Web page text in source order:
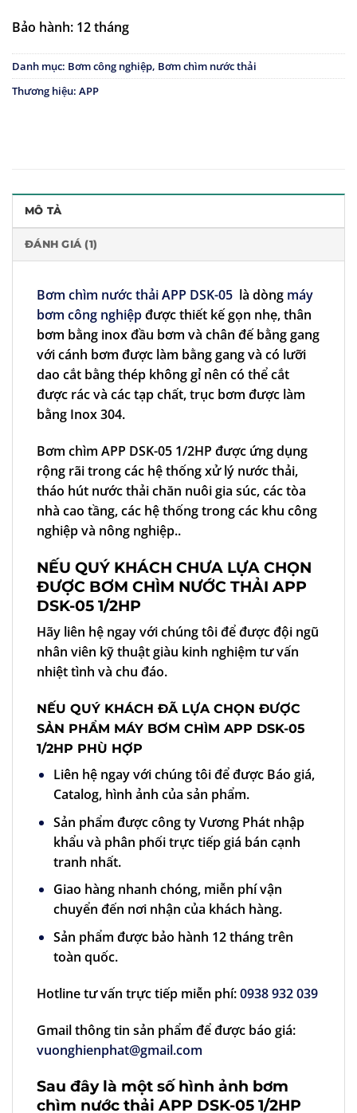
Bảo hành: 12 tháng
Danh mục: Bơm công nghiệp, Bơm chìm nước thải
Thương hiệu: APP
MÔ TẢ
ĐÁNH GIÁ (1)
Bơm chìm nước thải APP DSK-05 là dòng máy
bơm công nghiệpđược thiết kế gọn nhẹ, thân
bơm bằng inox đầu bơm và chân đế bằng gang
với cánh bơm được làm bằng gang và có lưỡi
dao cắt bằng thép không gỉ nên có thể cắt
được rác và các tạp chất, trục bơm được làm
bằng Inox 304.
Bơm chìm APP DSK-05 1/2HP được ứng dụng
rộng rãi trong các hệ thống xử lý nước thải,
tháo hút nước thải chăn nuôi gia súc, các tòa
nhà cao tầng, các hệ thống trong các khu công
nghiệp và nông nghiệp..
NẾU QUÝ KHÁCH CHƯA LỰA CHỌN
ĐƯỢC BƠM CHÌM NƯỚC THẢI APP
DSK-05 1/2HP
Hãy liên hệ ngay với chúng tôi để được đội ngũ
nhân viên kỹ thuật giàu kinh nghiệm tư vấn
nhiệt tình và chu đáo.
NẾU QUÝ KHÁCH ĐÃ LỰA CHỌN ĐƯỢC
SẢN PHẨM MÁY BƠM CHÌM APP DSK-05
1/2HP PHÙ HỢP
Liên hệ ngay với chúng tôi để được Báo giá,
Catalog, hình ảnh của sản phẩm.
Sản phẩm được công ty Vương Phát nhập
khẩu và phân phối trực tiếp giá bán cạnh
tranh nhất.
Giao hàng nhanh chóng, miễn phí vận
chuyển đến nơi nhận của khách hàng.
Sản phẩm được bảo hành 12 tháng trên
toàn quốc.
Hotline tư vấn trực tiếp miễn phí:0938 932 039
Gmail thông tin sản phẩm để được báo giá:
vuonghienphat@gmail.com
Sau đây là một số hình ảnh bơm
chìm nước thải APP DSK-05 1/2HP